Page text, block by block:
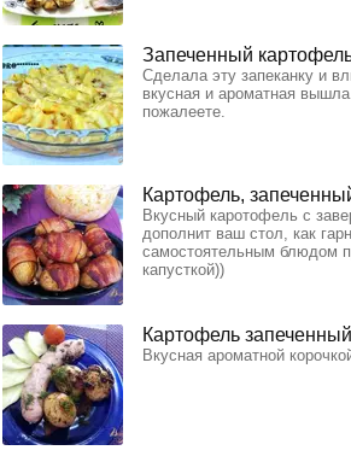
Запеченный
Сделала эту запеканку и
вкусная и ароматная
пожалеете.
Картофель,
Вкусный каротофель с
дополнит ваш стол, как
самостоятельным блюдом
капусткой))
Картофель
Вкусная ароматной